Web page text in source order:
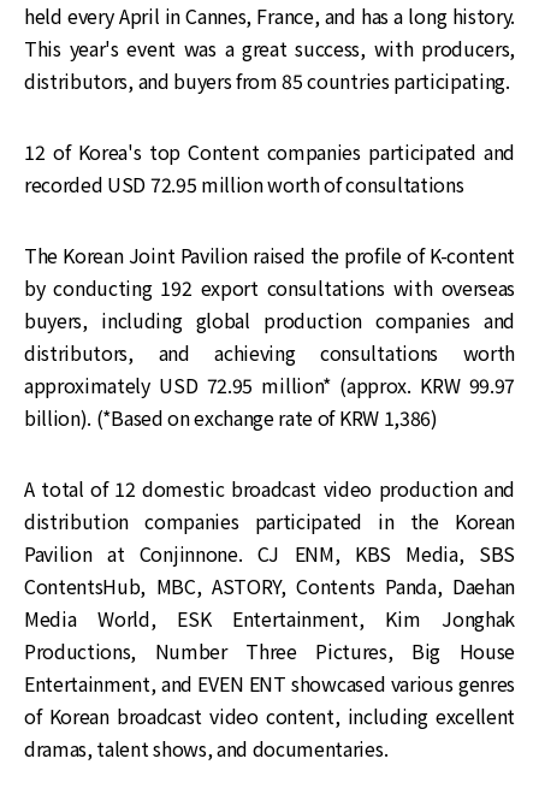
held every April in Cannes, France, and has a long history.
This year's event was a great success, with producers,
distributors, and buyers from 85 countries participating.
12 of Korea's top Content companies participated and
recorded USD 72.95 million worth of consultations
The Korean Joint Pavilion raised the profile of K-content
by conducting 192 export consultations with overseas
buyers, including global production companies and
distributors, and achieving consultations worth
approximately USD 72.95 million* (approx. KRW 99.97
billion). (*Based on exchange rate of KRW 1,386)
A total of 12 domestic broadcast video production and
distribution companies participated in the Korean
Pavilion at Conjinnone. CJ ENM, KBS Media, SBS
ContentsHub, MBC, ASTORY, Contents Panda, Daehan
Media World, ESK Entertainment, Kim Jonghak
Productions, Number Three Pictures, Big House
Entertainment, and EVEN ENT showcased various genres
of Korean broadcast video content, including excellent
dramas, talent shows, and documentaries.